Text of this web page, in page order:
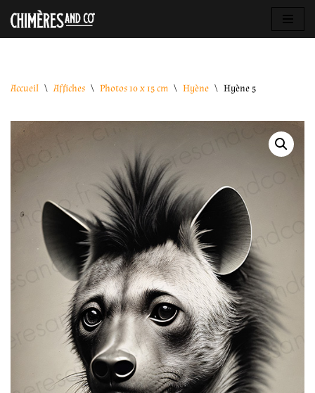
Aller
Accueil \ Affiches \ Photos 10 x 15 cm \ Hyène \ Hyène 5